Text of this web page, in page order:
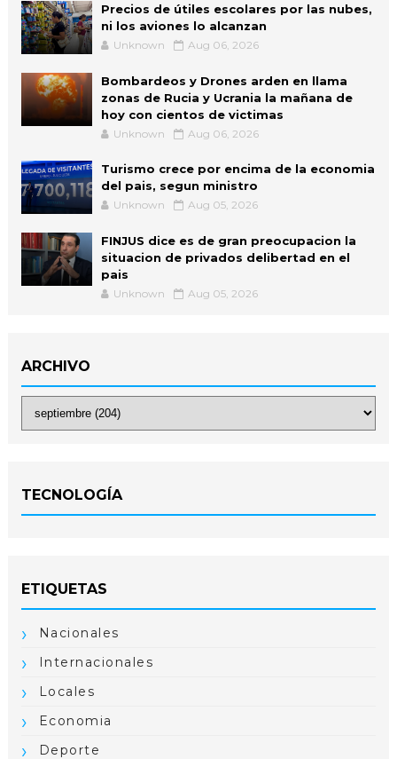
Precios de útiles escolares por las nubes,
ni los aviones lo alcanzan
Unknown Aug 06, 2026
Bombardeos y Drones arden en llama
zonas de Rucia y Ucrania la mañana de
hoy con cientos de victimas
Unknown Aug 06, 2026
Turismo crece por encima de la economia
del pais, segun ministro
Unknown Aug 05, 2026
FINJUS dice es de gran preocupacion la
situacion de privados delibertad en el
pais
Unknown Aug 05, 2026
ARCHIVO
TECNOLOGÍA
ETIQUETAS
Nacionales
Internacionales
Locales
Economia
Deporte